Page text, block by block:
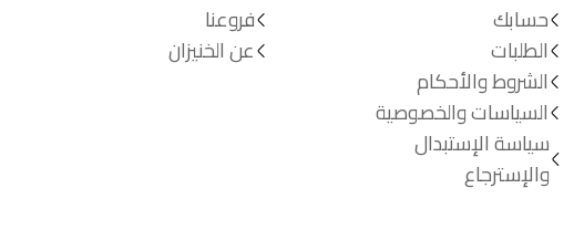
حسابك
الطلبات
الشروط والأحكام
السياسات والخصوصية
سياسة الإستبدال
والإسترجاع
فروعنا
عن الخنيزان